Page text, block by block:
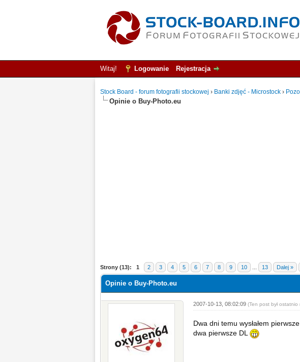
Witaj! Logowanie Rejestracja
Stock Board - forum fotografii stockowej › Banki zdjęć - Microstock ›
Opinie o Buy-Photo.eu
Strony (13): 1 2 3 4 5 6 7 8 9 10 13 Dalej »
Opinie o Buy-Photo.eu
2007-10-13, 08:02:09 (Ten post był
Dwa dni temu wysłałem
dwa pierwsze DL